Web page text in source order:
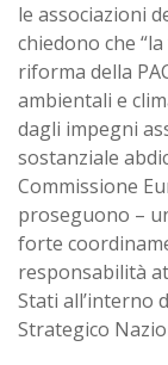
le associazioni
chiedono che
riforma della
ambientali e
dagli impegni
sostanziale
Commissione
proseguono –
forte
responsabilità
Stati all’interno
Strategico